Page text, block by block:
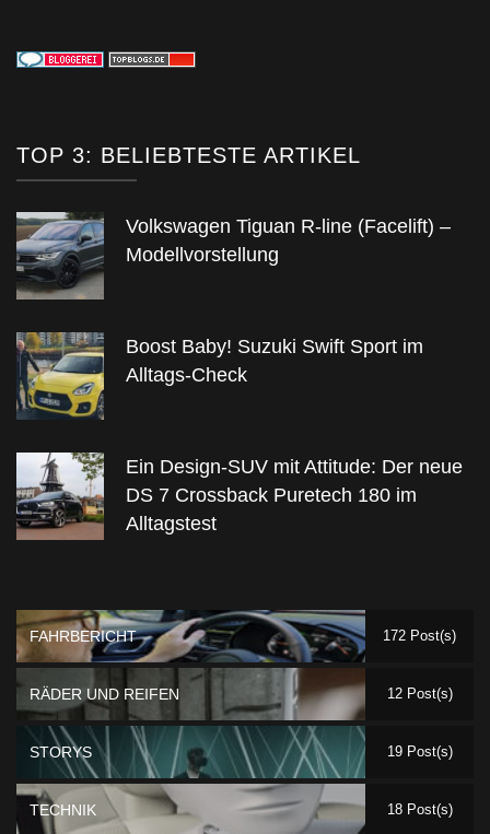
TOP 3: BELIEBTESTE ARTIKEL
Volkswagen Tiguan R-line (Facelift) –
Modellvorstellung
Boost Baby! Suzuki Swift Sport im
Alltags-Check
Ein Design-SUV mit Attitude: Der neue
DS 7 Crossback Puretech 180 im
Alltagstest
FAHRBERICHT 172 Post(s)
RÄDER UND REIFEN 12 Post(s)
STORYS 19 Post(s)
TECHNIK 18 Post(s)